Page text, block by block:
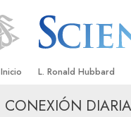
Inicio L. Ronald Hubbard
CONEXIÓN DIARIA